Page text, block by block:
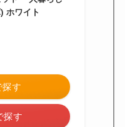
ホワイト
す
探す